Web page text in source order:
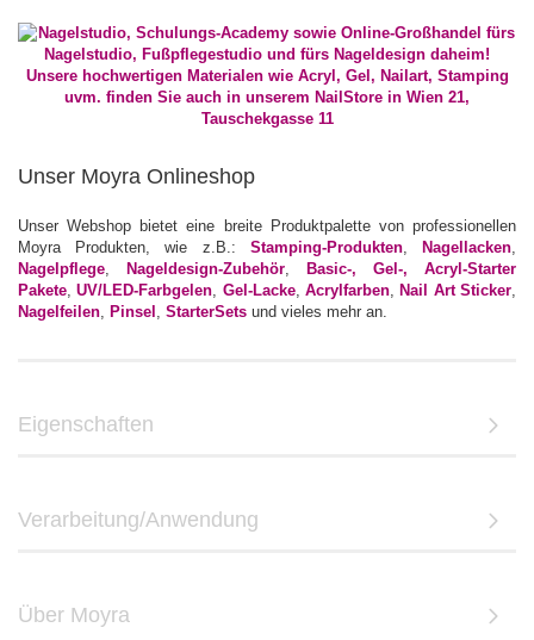
Unser Moyra Onlineshop
Unser Webshop bietet eine breite Produktpalette von professionellen
Moyra Produkten, wie z.B.: Stamping-Produkten, Nagellacken
Nagelpflege
Nageldesign-Zubehör
Basic-, Gel-, Acryl-Starter
Pakete ,UV/LED-Farbgelen Gel-Lacke,Acrylfarben ,Nail Art Sticker
Nagelfeilen Pinsel StarterSets und vieles mehr an.
Eigenschaften
Verarbeitung/Anwendung
Über Moyra